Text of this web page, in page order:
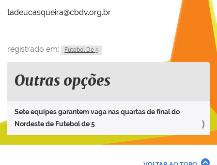
tadeucasqueira@cbdv.org.br
registrado em: Futebol De 5
Outras opções
Sete equipes garantem vaga nas quartas de final do
Nordeste de Futebol de 5